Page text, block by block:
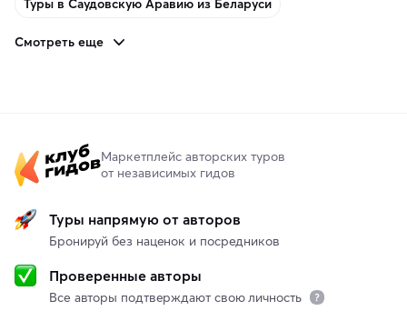
Туры в Саудовскую Аравию из Беларуси
Смотреть еще
Маркетплейс авторских туров
от независимых гидов
Туры напрямую от авторов
Бронируй без наценок и посредников
Проверенные авторы
Все авторы подтверждают свою личность